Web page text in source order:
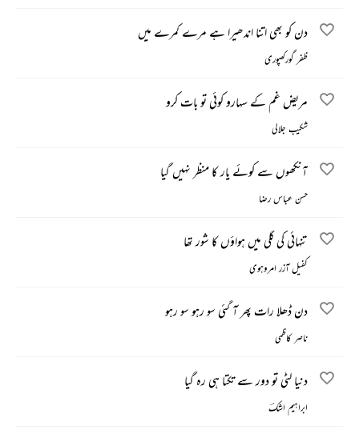
دن کو بھی اتنا اندھیرا ہے مرے کمرے میں
ظفر گورکھپوری
مریض غم کے سہارو کوئی تو بات کرو
شکیب جلالی
آنکھوں سے کوئے یار کا منظر نہیں گیا
حسن عباس رضا
تنہائی کی گلی میں ہواؤں کا شور تھا
کفیل آزر امروہوی
دن ڈھلا رات پھر آ گئی سو رہو سو رہو
ناصر کاظمی
دنیا لٹی تو دور سے تکتا ہی رہ گیا
ابراہیم اشکؔ